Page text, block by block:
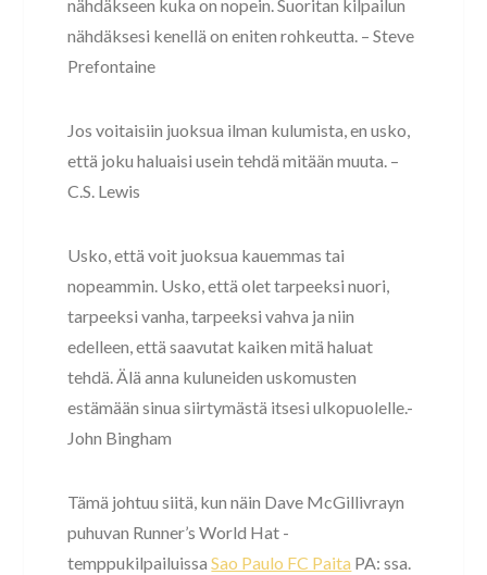
nähdäkseen kuka on nopein. Suoritan kilpailun
nähdäksesi kenellä on eniten rohkeutta. – Steve
Prefontaine
Jos voitaisiin juoksua ilman kulumista, en usko,
että joku haluaisi usein tehdä mitään muuta. –
C.S. Lewis
Usko, että voit juoksua kauemmas tai
nopeammin. Usko, että olet tarpeeksi nuori,
tarpeeksi vanha, tarpeeksi vahva ja niin
edelleen, että saavutat kaiken mitä haluat
tehdä. Älä anna kuluneiden uskomusten
estämään sinua siirtymästä itsesi ulkopuolelle.-
John Bingham
Tämä johtuu siitä, kun näin Dave McGillivrayn
puhuvan Runner’s World Hat -
temppukilpailuissaSao Paulo FC Paita PA: ssa.